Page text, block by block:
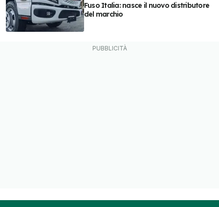
Fuso Italia: nasce il nuovo distributore
del marchio